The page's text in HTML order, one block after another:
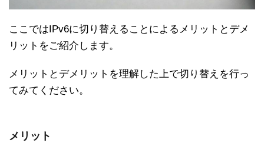
ここではIPv6に切り替えることによるメリットとデメ
リットをご紹介します。
メリットとデメリットを理解した上で切り替えを行っ
てみてください。
メリット